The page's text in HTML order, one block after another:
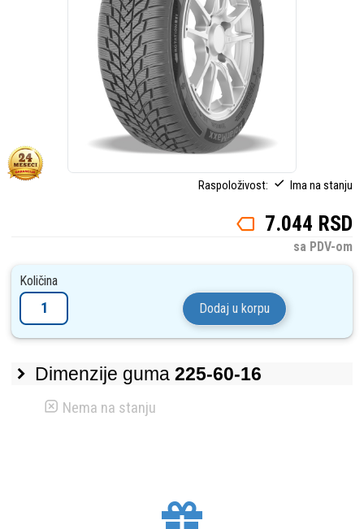
Raspoloživost: Ima na stanju
7.044 RSD
sa PDV-om
Količina
Dodaj u korpu
Dimenzije guma 225-60-16
Nema na stanju